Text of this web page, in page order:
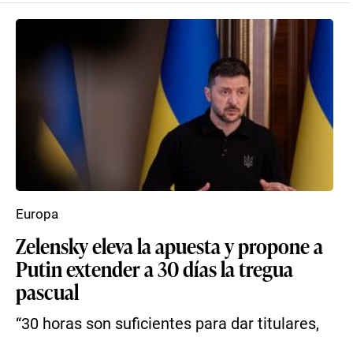
Zelensky eleva la apuesta y propone a
Putin extender a 30 días la tregua
pascual
“30 horas son suficientes para dar titulares,
Europa